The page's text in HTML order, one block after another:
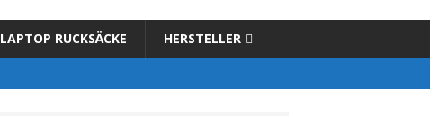
LAPTOP RUCKSÄCKE HERSTELLER